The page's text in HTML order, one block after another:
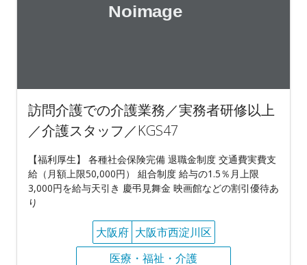
訪問介護での介護業務／実務者研修以上
／介護スタッフ／KGS47
【福利厚生】 各種社会保険完備 退職金制度 交通費実費支
給（月額上限50,000円） 組合制度 給与の1.5％月上限
3,000円を給与天引き 慶弔見舞金 映画館などの割引優待あ
り
大阪府 大阪市西淀川区
医療・福祉・介護